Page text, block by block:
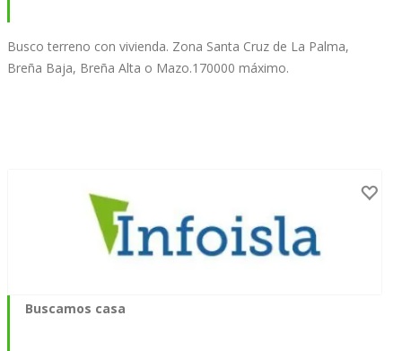
Busco terreno con vivienda. Zona Santa Cruz de La Palma,
Breña Baja, Breña Alta o Mazo.170000 máximo.
Buscamos casa